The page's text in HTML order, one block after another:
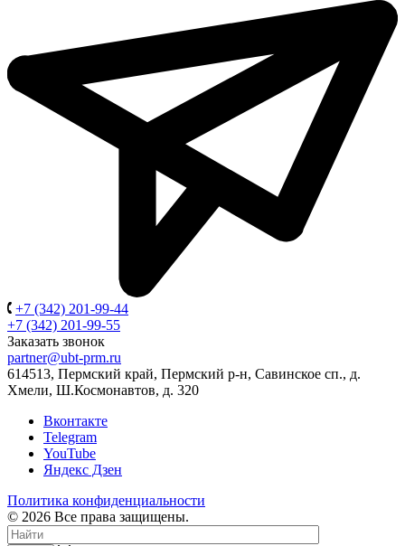
+7 (342) 201-99-44
+7 (342) 201-99-55
Заказать звонок
partner@ubt-prm.ru
614513, Пермский край, Пермский р-н, Савинское сп., д.
Хмели, Ш.Космонавтов, д. 320
Вконтакте
Telegram
YouTube
Яндекс Дзен
Политика конфиденциальности
© 2026 Все права защищены.